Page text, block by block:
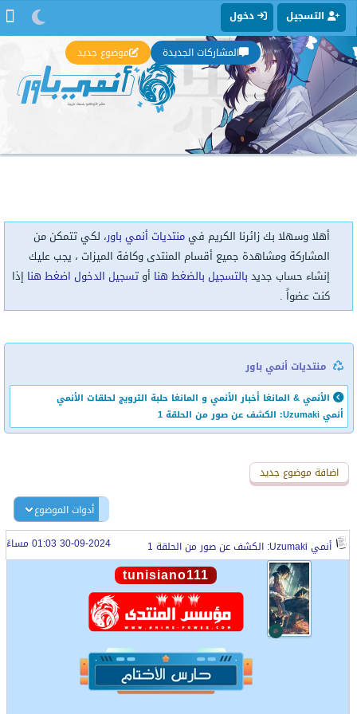
التسجيل دخول
المشاركات الجديدة موضوع جديد
أهلا وسهلا بك زائرنا الكريم فيمنتديات أنمي باور، لكي تتمكن من
المشاركة ومشاهدة جميع أقسام المنتدى وكافة الميزات ، يجب عليك
إنشاء حساب جديد بالتسجيل بالضغط هنا أوتسجيل الدخول اضغط هنا إذا
كنت عضواً .
منتديات أنمي باور
الأنمي & المانغا أخبار الأنمي و المانغا حلبة الترويج لحلقات الأنمي
أنمي Uzumaki: الكشف عن صور من الحلقة 1
اضافة رد جديد
اضافة موضوع جديد
أدوات الموضوع
أنمي Uzumaki: الكشف عن صور من الحلقة 1 30-09-2024 01:03 مساءً
tunisiano111